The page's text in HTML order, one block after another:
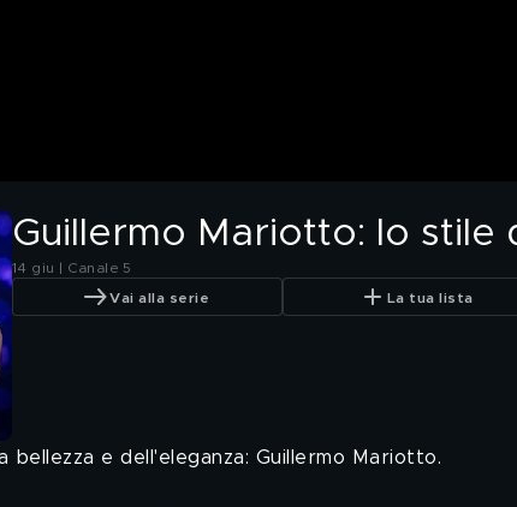
Guillermo Mariotto: lo stile
14 giu | Canale 5
Vai alla serie La tua lista
bellezza e dell'eleganza: Guillermo Mariotto.